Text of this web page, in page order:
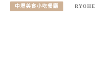
中壢美食小吃餐廳